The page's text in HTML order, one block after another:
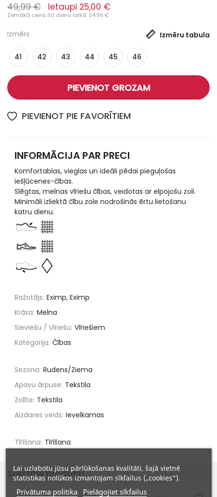
49,99 € Ietaupi 25,00 €
Zemākā cena 30 dienu laikā: 24.99 €
Izmērs Izmēru tabula
41 42 43 44 45 46
PIEVIENOT GROZAM
PIEVIENOT PIE FAVORĪTIEM
INFORMĀCIJA PAR PRECI
Komfortablas, vieglas un ideāli pēdai pieguļošas
iešļūcenes-čības.
Slēgtas, melnas vīriešu čības, veidotas ar elpojošu zoli.
Minimāli izliektā čību zole nodrošinās ērtu lietošanu
katru dienu.
Ražotājs: Eximp, Eximp
Krāsa: Melna
Sieviešu / Vīriešu: Vīriešiem
Kategorija: Čības
Sezona: Rudens/Ziema
Apavu ārpuse: Tekstila
Zolīte: Tekstila
Aizdares veids: Ievelkamas
Tīrīšana: Tīrīšana
Saistītie produkti
Lai uzlabotu jūsu pārlūkošanas kvalitāti, šajā vietnē
statistikas nolūkos izmantojam sīkfailus („cookies“).
Privātuma politika Pielāgojiet sīkfailus